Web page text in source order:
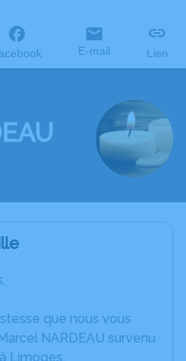
E-mail Lien
que nous vous
NARDEAU survenu
Limoges.